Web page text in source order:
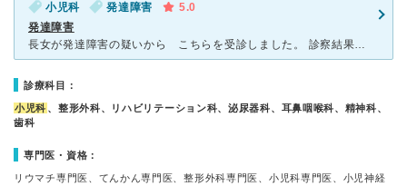
小児科 発達障害
5.0
発達障害
長女が発達障害の疑いから こちらを受診しました。 診察結果 ADHDだと判明し、 小学校6年生の時から高校一年生までお世話になりました。 担当の先生は本山先生で、 この先生に出会ったお
診療科目：
小児科 、整形外科、リハビリテーション科、泌尿器科、耳鼻咽喉科、精神科、
歯科
専門医・資格：
リウマチ専門医、てんかん専門医、整形外科専門医、小児科専門医、小児神経